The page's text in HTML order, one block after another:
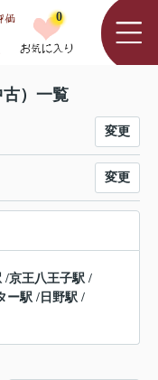
0
）一覧
変更
変更
/京王八王子駅 /
ー駅 / 日野駅 /